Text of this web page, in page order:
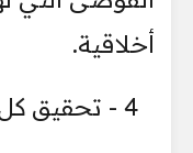
أخلاقية.
4 - تحقيق كل هذه الأهداف مجتمعة.